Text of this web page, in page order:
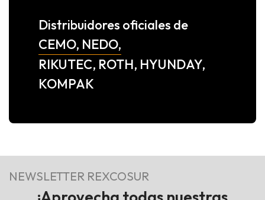
Distribuidores oficiales de
CEMO, NEDO,
RIKUTEC, ROTH, HYUNDAY,
KOMPAK
NEWSLETTER REXCOSUR